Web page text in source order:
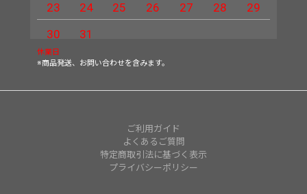
23
24 25 26 27 28
29
30
31
休業日
※商品発送、お問い合わせを含みます。
ご利用ガイド
よくあるご質問
特定商取引法に基づく表示
プライバシーポリシー